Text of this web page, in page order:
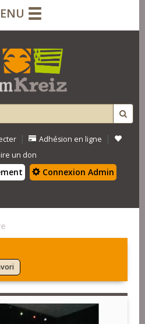
| Adhésion en ligne |
un don
Connexion Admin